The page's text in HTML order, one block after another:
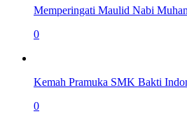
Memperingati Maulid Nabi
0
Kemah Pramuka SMK Bakti
0